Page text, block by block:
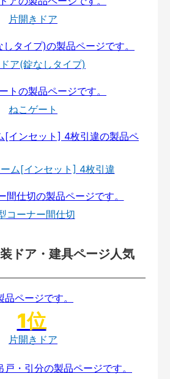
片開きドア
ア(錠なしタイプ)
ねこゲート
ム[インセット] 4枚引違
コーナー間仕切
ドア・建具ページ人気
片開きドア